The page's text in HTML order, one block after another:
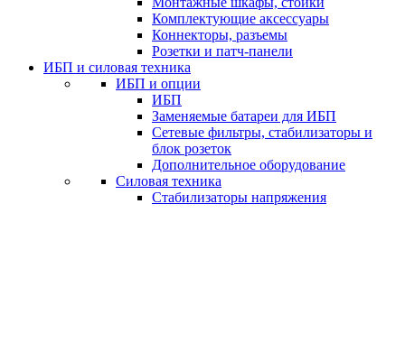
Комплектующие аксессуары
Коннекторы, разъемы
Розетки и патч-панели
ИБП и силовая техника
ИБП и опции
ИБП
Заменяемые батареи для ИБП
Сетевые фильтры, стабилизаторы и
блок розеток
Дополнительное оборудование
Силовая техника
Стабилизаторы напряжения